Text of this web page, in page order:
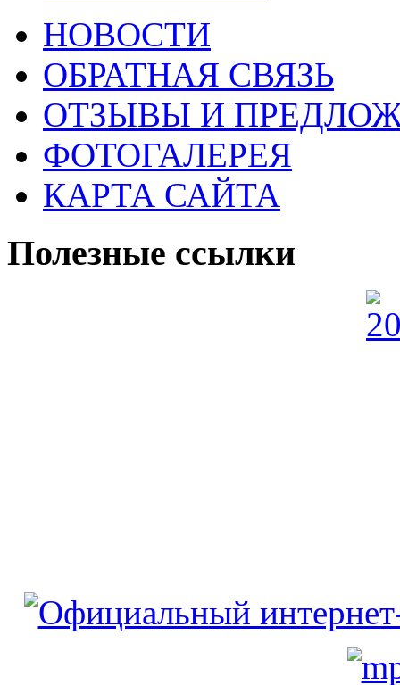
НОВОСТИ
ОБРАТНАЯ СВЯЗЬ
ОТЗЫВЫ И
ФОТОГАЛЕРЕЯ
КАРТА САЙТА
Полезные ссылки